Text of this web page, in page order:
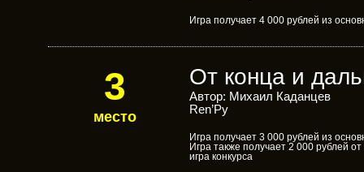
Игра получает 4 000 рублей из
3
место
От конца и
Автор: Михаил Каданцев
Ren’Py
Игра получает 3 000 рублей из
Игра также получает 2 000 рублей
игра конкурса